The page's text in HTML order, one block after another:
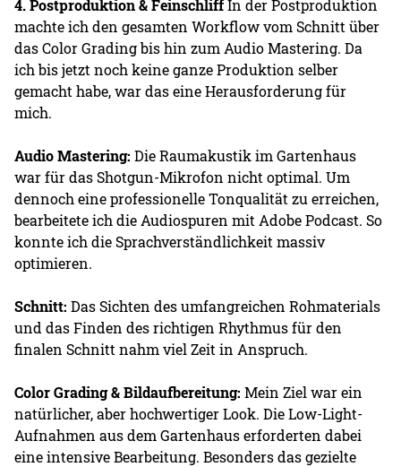
4. Postproduktion & FeinschliffIn der Postproduktion
machte ich den gesamten Workflow vom Schnitt über
das Color Grading bis hin zum Audio Mastering. Da
ich bis jetzt noch keine ganze Produktion selber
gemacht habe, war das eine Herausforderung für
mich.
Audio Mastering: Die Raumakustik im Gartenhaus
war für das Shotgun-Mikrofon nicht optimal. Um
dennoch eine professionelle Tonqualität zu erreichen,
bearbeitete ich die Audiospuren mit Adobe Podcast. So
konnte ich die Sprachverständlichkeit massiv
optimieren.
Schnitt: Das Sichten des umfangreichen Rohmaterials
und das Finden des richtigen Rhythmus für den
finalen Schnitt nahm viel Zeit in Anspruch.
Color Grading & Bildaufbereitung: Mein Ziel war ein
natürlicher, aber hochwertiger Look. Die Low-Light-
Aufnahmen aus dem Gartenhaus erforderten dabei
eine intensive Bearbeitung. Besonders das gezielte